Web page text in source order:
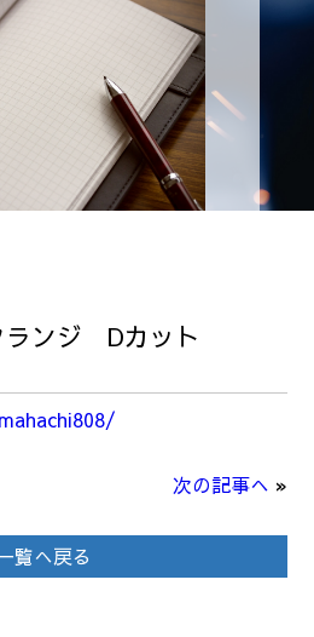
ンジ Dカット
次の記事へ »
覧へ戻る